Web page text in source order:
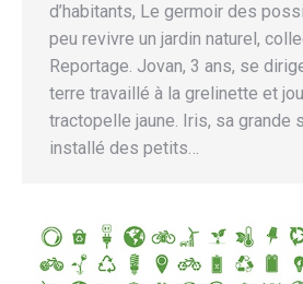
d’habitants, Le germoir des
peu revivre un jardin naturel,
Reportage. Jovan, 3 ans, se
terre travaillé à la grelinette et
tractopelle jaune. Iris, sa grande
installé des petits…